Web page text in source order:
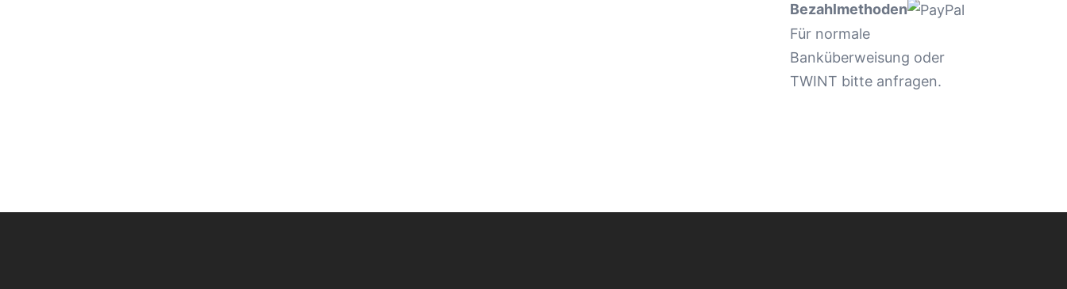
Bezahlmethoden
Für normale
Banküberweisung oder
TWINT bitte anfragen.